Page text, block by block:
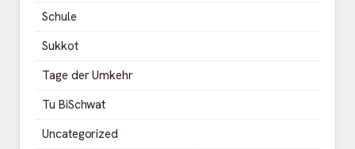
Schule
Sukkot
Tage der Umkehr
Tu BiSchwat
Uncategorized